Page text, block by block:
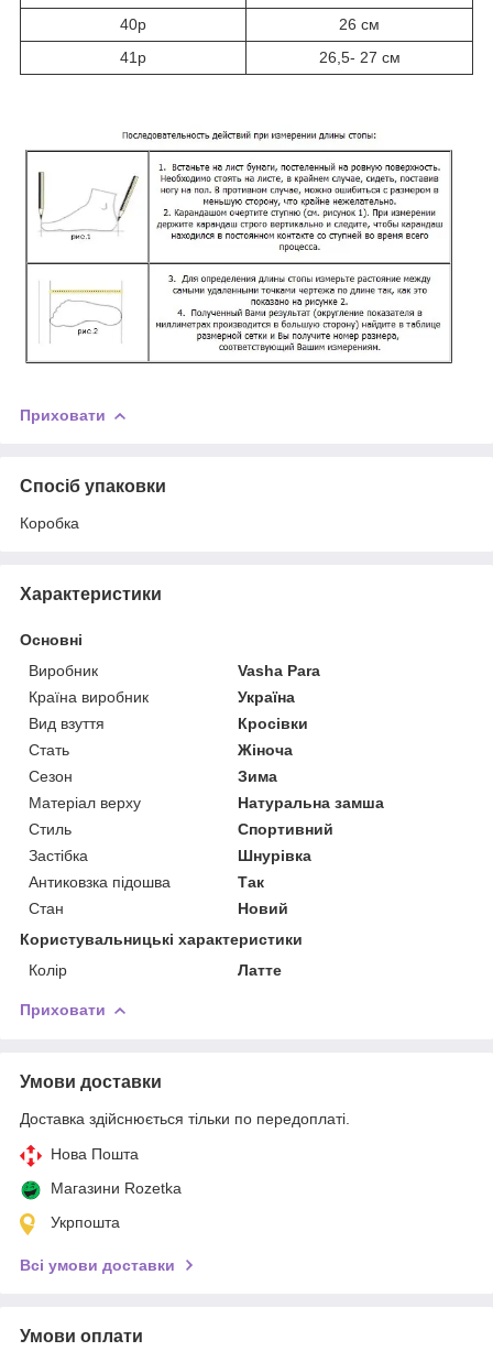
40р
26 см
41р
26,5- 27 см
Приховати
Спосіб упаковки
Коробка
Характеристики
Основні
Виробник
Vasha Para
Країна виробник
Україна
Вид взуття
Кросівки
Стать
Жіноча
Сезон
Зима
Матеріал верху
Натуральна замша
Стиль
Спортивний
Застібка
Шнурівка
Антиковзка підошва
Так
Стан
Новий
Користувальницькі характеристики
Колір
Латте
Приховати
Умови доставки
Доставка здійснюється тільки по передоплаті.
Нова Пошта
Магазини Rozetka
Укрпошта
Всі умови доставки
Умови оплати